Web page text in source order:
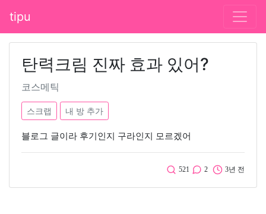
tipu
탄력크림 진짜 효과 있어?
코스메틱
스크랩 내 방 추가
블로그 글이라 후기인지 구라인지 모르겠어
521 2 3년 전